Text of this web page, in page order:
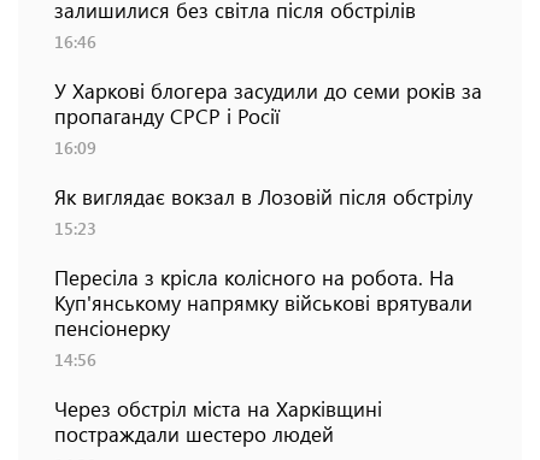
залишилися без світла після обстрілів
16:46
У Харкові блогера засудили до семи років за
пропаганду СРСР і Росії
16:09
Як виглядає вокзал в Лозовій після обстрілу
15:23
Пересіла з крісла колісного на робота. На
Куп'янському напрямку військові врятували
пенсіонерку
14:56
Через обстріл міста на Харківщині
постраждали шестеро людей